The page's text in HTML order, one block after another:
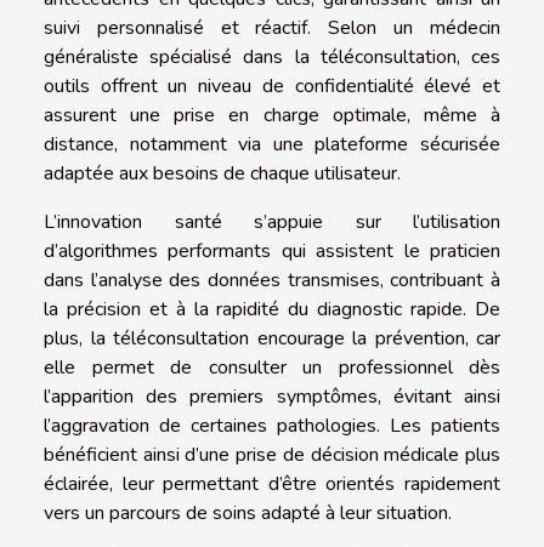
suivi personnalisé et réactif. Selon un médecin
généraliste spécialisé dans la téléconsultation, ces
outils offrent un niveau de confidentialité élevé et
assurent une prise en charge optimale, même à
distance, notamment via une plateforme sécurisée
adaptée aux besoins de chaque utilisateur.
L’innovation santé s’appuie sur l’utilisation
d’algorithmes performants qui assistent le praticien
dans l’analyse des données transmises, contribuant à
la précision et à la rapidité du diagnostic rapide. De
plus, la téléconsultation encourage la prévention, car
elle permet de consulter un professionnel dès
l’apparition des premiers symptômes, évitant ainsi
l’aggravation de certaines pathologies. Les patients
bénéficient ainsi d’une prise de décision médicale plus
éclairée, leur permettant d’être orientés rapidement
vers un parcours de soins adapté à leur situation.